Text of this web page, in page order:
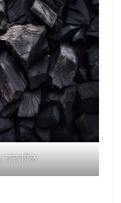
चारकोल